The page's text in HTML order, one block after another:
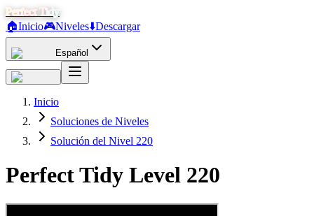
Perfect Tidy
🏠Inicio🎮Niveles⬇️Descargar
Español
Inicio
Soluciones de Niveles
Solución del Nivel 220
Perfect Tidy Level 220